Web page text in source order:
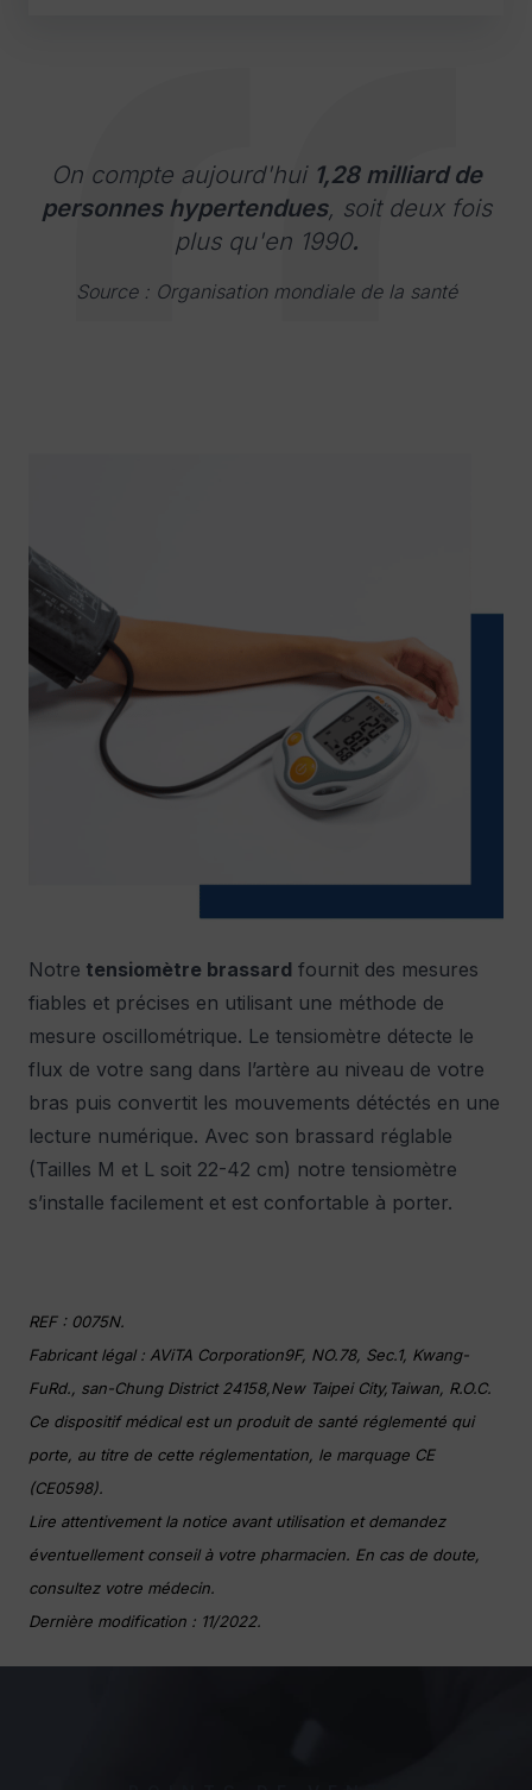
On compte aujourd'hui 1,28 milliard de
personnes hypertendues, soit deux fois
plus qu'en 1990.
Source : Organisation mondiale de la santé
Notre tensiomètre brassard fournit des mesures
fiables et précises en utilisant une méthode de
mesure oscillométrique. Le tensiomètre détecte le
flux de votre sang dans l’artère au niveau de votre
bras puis convertit les mouvements détéctés en une
lecture numérique. Avec son brassard réglable
(Tailles M et L soit 22-42 cm) notre tensiomètre
s’installe facilement et est confortable à porter.
REF : 0075N.
Fabricant légal : AViTA Corporation9F, NO.78, Sec.1, Kwang-
FuRd., san-Chung District 24158,New Taipei City,Taiwan, R.O.C.
Ce dispositif médical est un produit de santé réglementé qui
porte, au titre de cette réglementation, le marquage CE
(CE0598).
Lire attentivement la notice avant utilisation et demandez
éventuellement conseil à votre pharmacien. En cas de doute,
consultez votre médecin.
Dernière modification : 11/2022.